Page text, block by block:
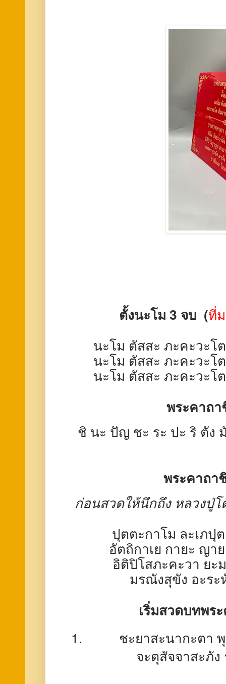
ตั้งนะโม 3 จบ (ที่
นะโม ตัสสะ ภะคะวะโ
นะโม ตัสสะ ภะคะวะโ
นะโม ตัสสะ ภะคะวะโ
พระคาถ
ชิ นะ ปัญ ชะ ระ ปะ ริ ตัง
พระคาถา
ก่อนสวดให้นึกถึง หลวงปู่
ปุตตะกาโม ละเภปุ
อัตถิกาเย กายะ ญา
อิติปิโสภะคะวา ย
มรณังสุขัง อะร
เริ่มสวดบทพร
ชะยาสะนากะตา
จะตุสัจจาสะภัง